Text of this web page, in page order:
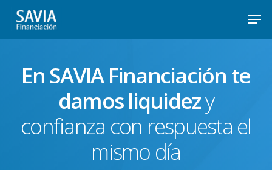
Skip
contentEn SAVIA Financiación te
damos liquidezy
confianza con respuesta el
mismo día